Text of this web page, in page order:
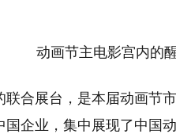
动画节主电影宫内的
联合展台，是本届动画节
企业，集中展现了中国